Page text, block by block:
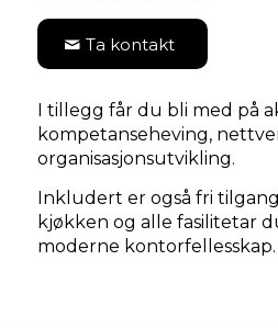
Ta kontakt
I tillegg får du bli med på
kompetanseheving,
organisasjonsutvikling.
Inkludert er også fri
kjøkken og alle fasilitetar
moderne kontorfellesskap.